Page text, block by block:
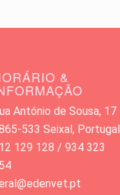
&
António de Sousa, 17
533 Seixal, Portugal
129 128 / 934 323